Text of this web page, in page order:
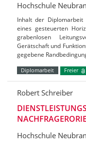
Hochschule
Inhalt der Diplomarbeit
eines gesteuerten
grabenlosen
Gerätschaft und
gegebene
Diplomarbeit Freier
Robert Schreiber
Hochschule